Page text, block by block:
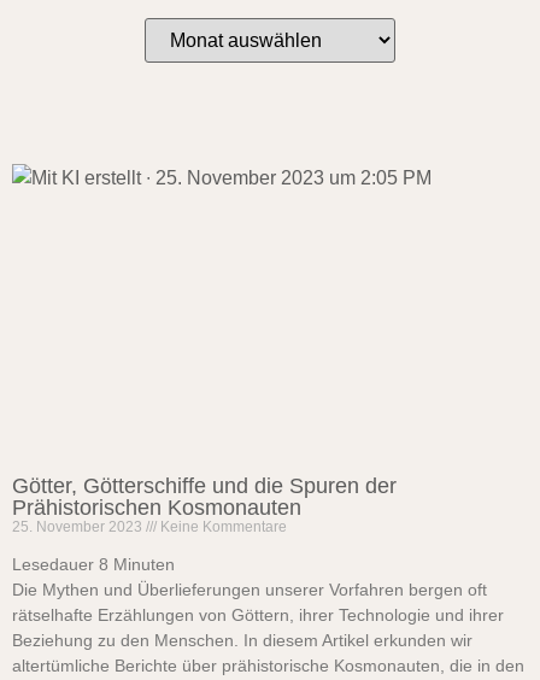
Götter, Götterschiffe und die Spuren der
Prähistorischen Kosmonauten
25. November 2023 Keine Kommentare
Lesedauer 8 Minuten
Die Mythen und Überlieferungen unserer Vorfahren bergen oft
rätselhafte Erzählungen von Göttern, ihrer Technologie und ihrer
Beziehung zu den Menschen. In diesem Artikel erkunden wir
altertümliche Berichte über prähistorische Kosmonauten, die in den